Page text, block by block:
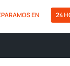
EN 24